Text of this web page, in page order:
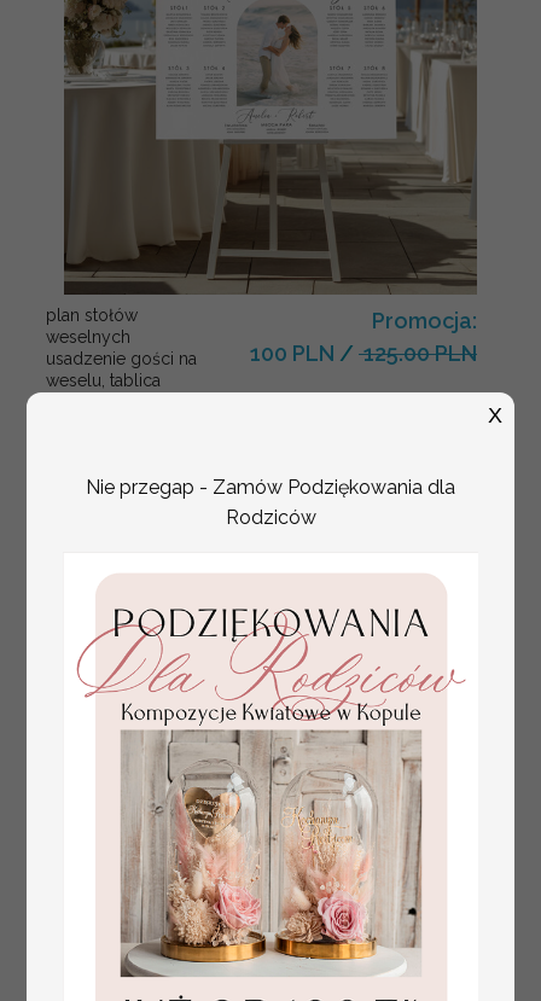
plan stołów
weselnych
usadzenie gości na
weselu, tablica
Pary Młodej, plan
Promocja:
100 PLN / 125.00 PLN
złote winietki na komunię, winietka
dekoracja stołu na komunii, komunijne
winietki z naturalnym kłosem
4.50 PLN
Nie przegap - Zamów Podziękowania dla
Rodziców
X